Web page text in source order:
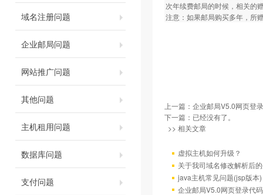
域名注册问题
企业邮局问题
网站推广问题
其他问题
主机租用问题
数据库问题
支付问题
次年续费邮局的时候，相关的
注意：如果邮局购买多年，所
上一篇： 企业邮局V5.0网页登
下一篇：已经没有了。
>> 相关文章
虚拟主机如何升级？
关于我司域名修改解析后
java主机常见问题(jsp版本)
企业邮局V5.0网页登录代码